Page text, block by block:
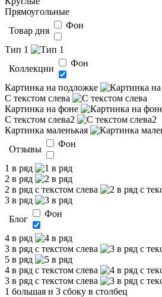
Прямоугольные
Товар дня
Фон
Тип 1
Коллекции
Фон
Картинка на подложке
С текстом слева
Картинка на фоне
С текстом слева2
Картинка маленькая
Отзывы
Фон
1 в ряд
2 в ряд
2 в ряд с текстом слева
3 в ряд
Блог
Фон
4 в ряд
3 в ряд с текстом слева
5 в ряд
4 в ряд с текстом слева
3 в ряд с текстом слева
1 большая и 3 сбоку в столбец